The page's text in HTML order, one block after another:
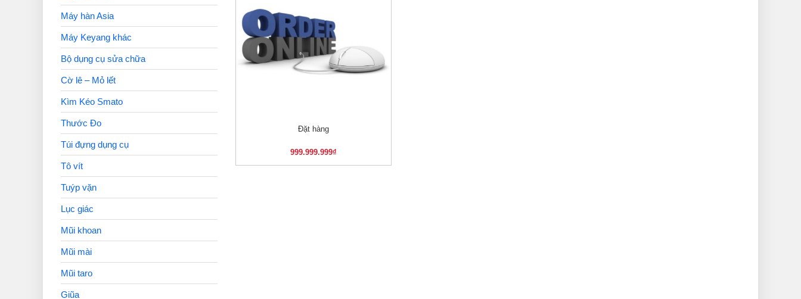
XEM NHANH
Đặt hàng
999.999.999₫
Máy hàn Asia
Máy Keyang khác
Bộ dụng cụ sửa chữa
Cờ lê – Mỏ lết
Kìm Kéo Smato
Thước Đo
Túi đựng dụng cụ
Tô vít
Tuýp vặn
Lục giác
Mũi khoan
Mũi mài
Mũi taro
Giũa